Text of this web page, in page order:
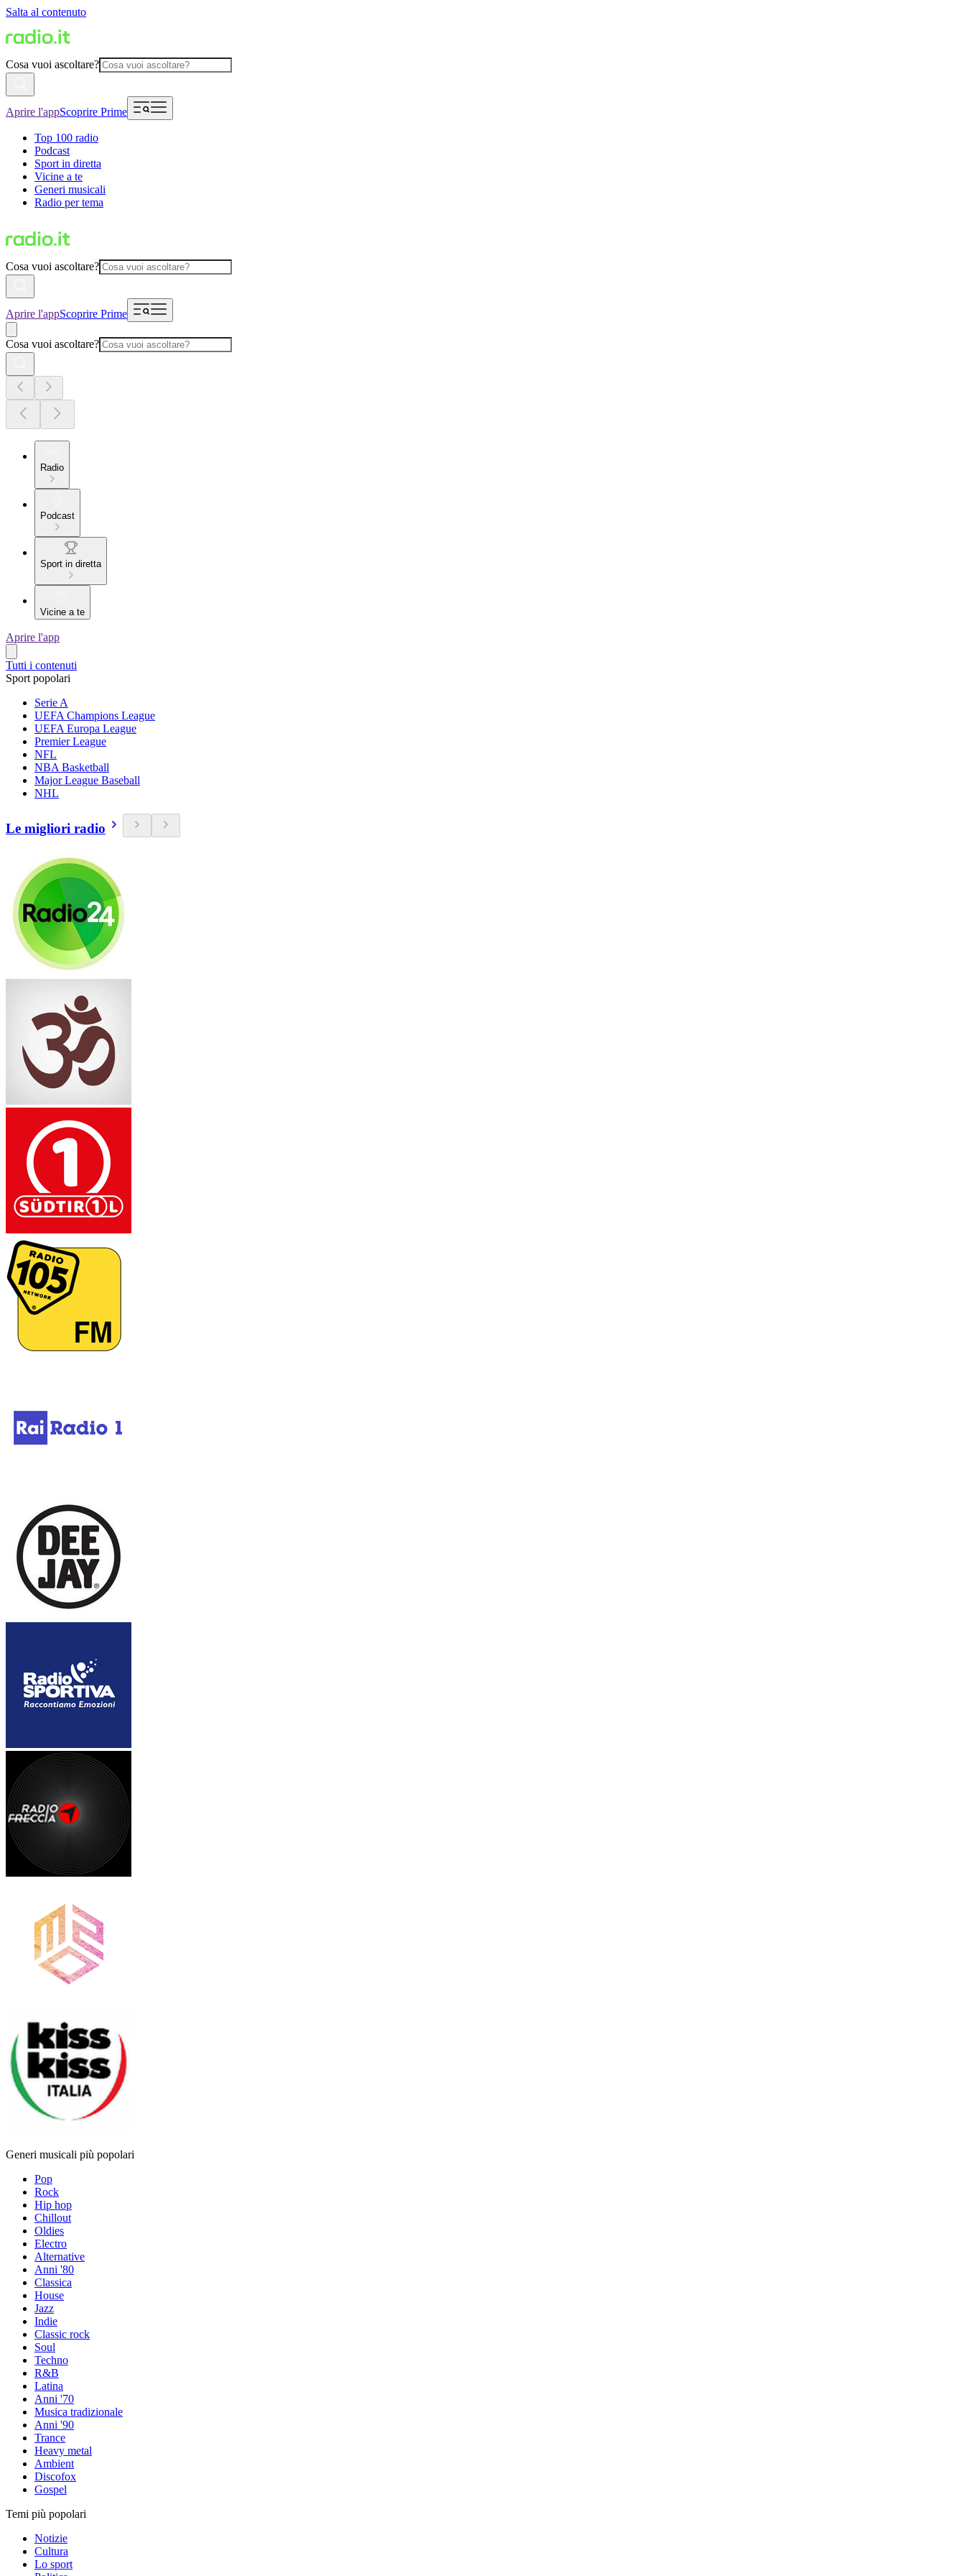
Salta al contenuto
Cosa vuoi ascoltare?
Aprire l'appScoprire Prime
Top 100 radio
Podcast
Sport in diretta
Vicine a te
Generi musicali
Radio per tema
Cosa vuoi ascoltare?
Aprire l'appScoprire Prime
Cosa vuoi ascoltare?
Radio
Podcast
Sport in diretta
Vicine a te
Aprire l'app
Tutti i contenuti
Sport popolari
Serie A
UEFA Champions League
UEFA Europa League
Premier League
NFL
NBA Basketball
Major League Baseball
NHL
Le migliori radio
Generi musicali più popolari
Pop
Rock
Hip hop
Chillout
Oldies
Electro
Alternative
Anni '80
Classica
House
Jazz
Indie
Classic rock
Soul
Techno
R&B
Latina
Anni '70
Musica tradizionale
Anni '90
Trance
Heavy metal
Ambient
Discofox
Gospel
Temi più popolari
Notizie
Cultura
Lo sport